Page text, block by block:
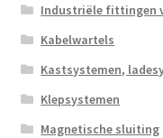
Industriële fittingen
Kabelwartels
Kastsystemen,
Klepsystemen
Magnetische sluiting